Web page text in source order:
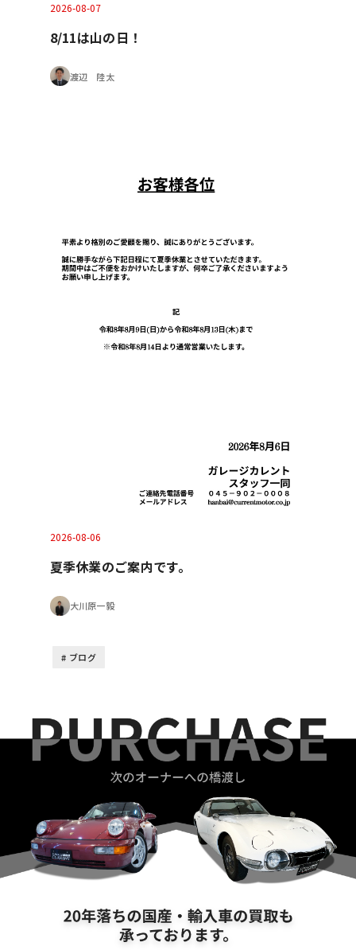
2026-08-07
8/11は山の日！
渡辺 陸太
2026-08-06
夏季休業のご案内です。
大川原一毅
ブログ